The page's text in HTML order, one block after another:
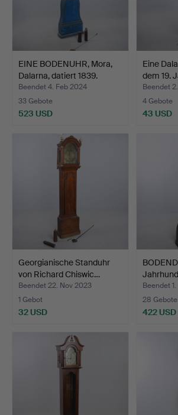
EINE BODENUHR, Mora,
Dalarna, datiert 1839.
Beendet 4. Feb 2024
33 Gebote
523 USD
Eine
dem 19.
Beendet
4 Gebote
43 USD
Georgianische Standuhr
von Richard Chiswic…
Beendet 22. Nov 2023
1 Gebot
32 USD
Beendet
28 Gebote
422 USD